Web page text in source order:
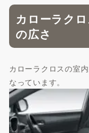
カローラク
の広さ
カローラクロスの室
なっています。